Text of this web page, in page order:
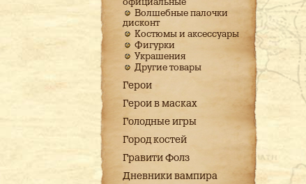
официальные
Волшебные палочки
дисконт
Костюмы и аксессуары
Фигурки
Украшения
Другие товары
Герои
Герои в масках
Голодные игры
Город костей
Гравити Фолз
Дневники вампира